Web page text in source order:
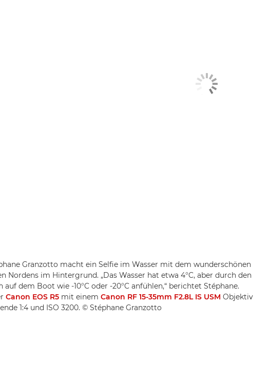
Granzotto macht ein Selfie im Wasser mit dem wunderschönen
Nordens im Hintergrund. „Das Wasser hat etwa 4°C, aber durch den
dem Boot wie -10°C oder -20°C anfühlen,“ berichtet Stéphane.
Canon EOS R5 mit einem Canon RF 15-35mm F2.8L IS USM Objektiv
1:4 und ISO 3200. © Stéphane Granzotto